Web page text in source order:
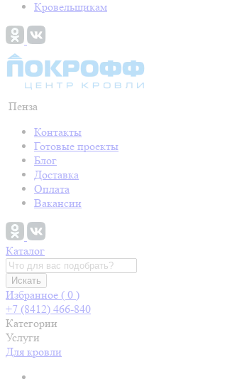
Кровельщикам
Пенза
Контакты
Готовые проекты
Блог
Доставка
Оплата
Вакансии
Каталог
Искать
Избранное ( 0 )
+7 (8412) 466-840
Категории
Услуги
Для кровли